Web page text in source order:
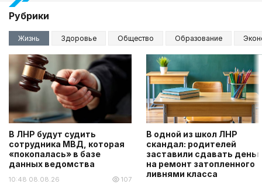
Рубрики
Жизнь Здоровье Общество Образование
В ЛНР будут судить
сотрудника МВД, которая
«покопалась» в базе
данных ведомства
10:48 08.08.26 107
В одной из школ ЛНР
скандал: родителей
заставили сдавать
на ремонт затопленного
ливнями класса